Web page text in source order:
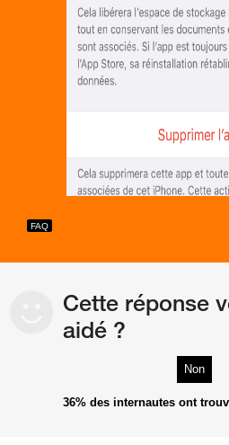
Cette réponse
aidé ?
Non
36% des internautes ont